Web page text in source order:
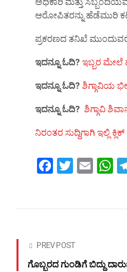
ಆರೋಪಿತರ‌ನ್ನು ಹೆಡೆಮುರಿ
ಪ್ರಕರಣದ ತನಿಖೆ
ಇದನ್ನೂ ಓದಿ?ಇಬ್ಬರ ಮೇಲೆ
ಇದನ್ನೂ ಓದಿ?ಶಿಗ್ಗಾವಿಯ
ಇದನ್ನೂ ಓದಿ?ಶಿಗ್ಗಾವಿ
ನಿರಂತರ ಸುದ್ದಿಗಾಗಿ ಇಲ್ಲಿ
FacebookTwitterEmail
PREV POST
ಗೊಬ್ಬರದ ಗುಂಡಿಗೆ ಬಿದ್ದು